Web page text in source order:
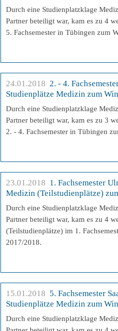
Durch eine Studienplatzklage
Partner beteiligt war, kam es zu 4
5. Fachsemester in Tübingen zum
24.01.2018 2. - 4.
Studienplätze Medizin zum
Durch eine Studienplatzklage
Partner beteiligt war, kam es zu 3
2. - 4. Fachsemester in Tübingen
23.01.2018 1. Fachsemester
Medizin (Teilstudienplätze)
Durch eine Studienplatzklage
Partner beteiligt war, kam es zu 4
(Teilstudienplätze) im 1.
2017/2018.
15.01.2018 5. Fachsemester
Studienplätze Medizin zum
Durch eine Studienplatzklage